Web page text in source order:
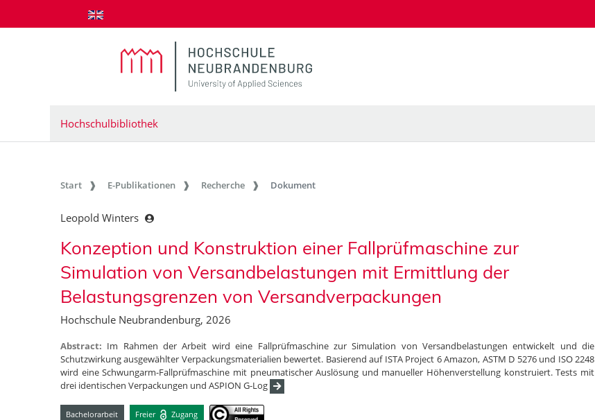
zum Inhalt springen
Hochschulbibliothek
Start E-Publikationen Recherche Dokument
Leopold Winters
Konzeption und Konstruktion einer Fallprüfmaschine zur
Simulation von Versandbelastungen mit Ermittlung der
Belastungsgrenzen von Versandverpackungen
Hochschule Neubrandenburg, 2026
Abstract: Im Rahmen der Arbeit wird eine Fallprüfmaschine zur Simulation von Versandbelastungen entwickelt und die
Schutzwirkung ausgewählter Verpackungsmaterialien bewertet. Basierend auf ISTA Project 6 Amazon, ASTM D 5276 und ISO 2248
wird eine Schwungarm-Fallprüfmaschine mit pneumatischer Auslösung und manueller Höhenverstellung konstruiert. Tests mit
drei identischen Verpackungen und ASPION G-Log
Bachelorarbeit Freier Zugang